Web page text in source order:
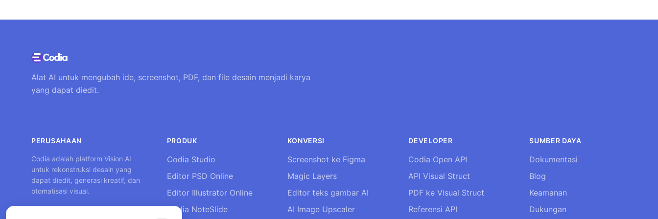
Alat AI untuk mengubah ide, screenshot, PDF, dan file desain menjadi karya
yang dapat diedit.
PERUSAHAAN
Codia adalah platform Vision AI
untuk rekonstruksi desain yang
dapat diedit, generasi kreatif, dan
otomatisasi visual.
PRODUK
Codia Studio
Editor PSD Online
Editor Illustrator Online
Codia NoteSlide
KONVERSI
Screenshot ke Figma
Magic Layers
Editor teks gambar AI
AI Image Upscaler
DEVELOPER
Codia Open API
API Visual Struct
PDF ke Visual Struct
Referensi API
SUMBER DAYA
Dokumentasi
Blog
Keamanan
Dukungan